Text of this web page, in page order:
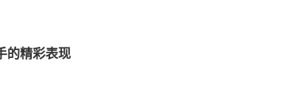
的精彩表现